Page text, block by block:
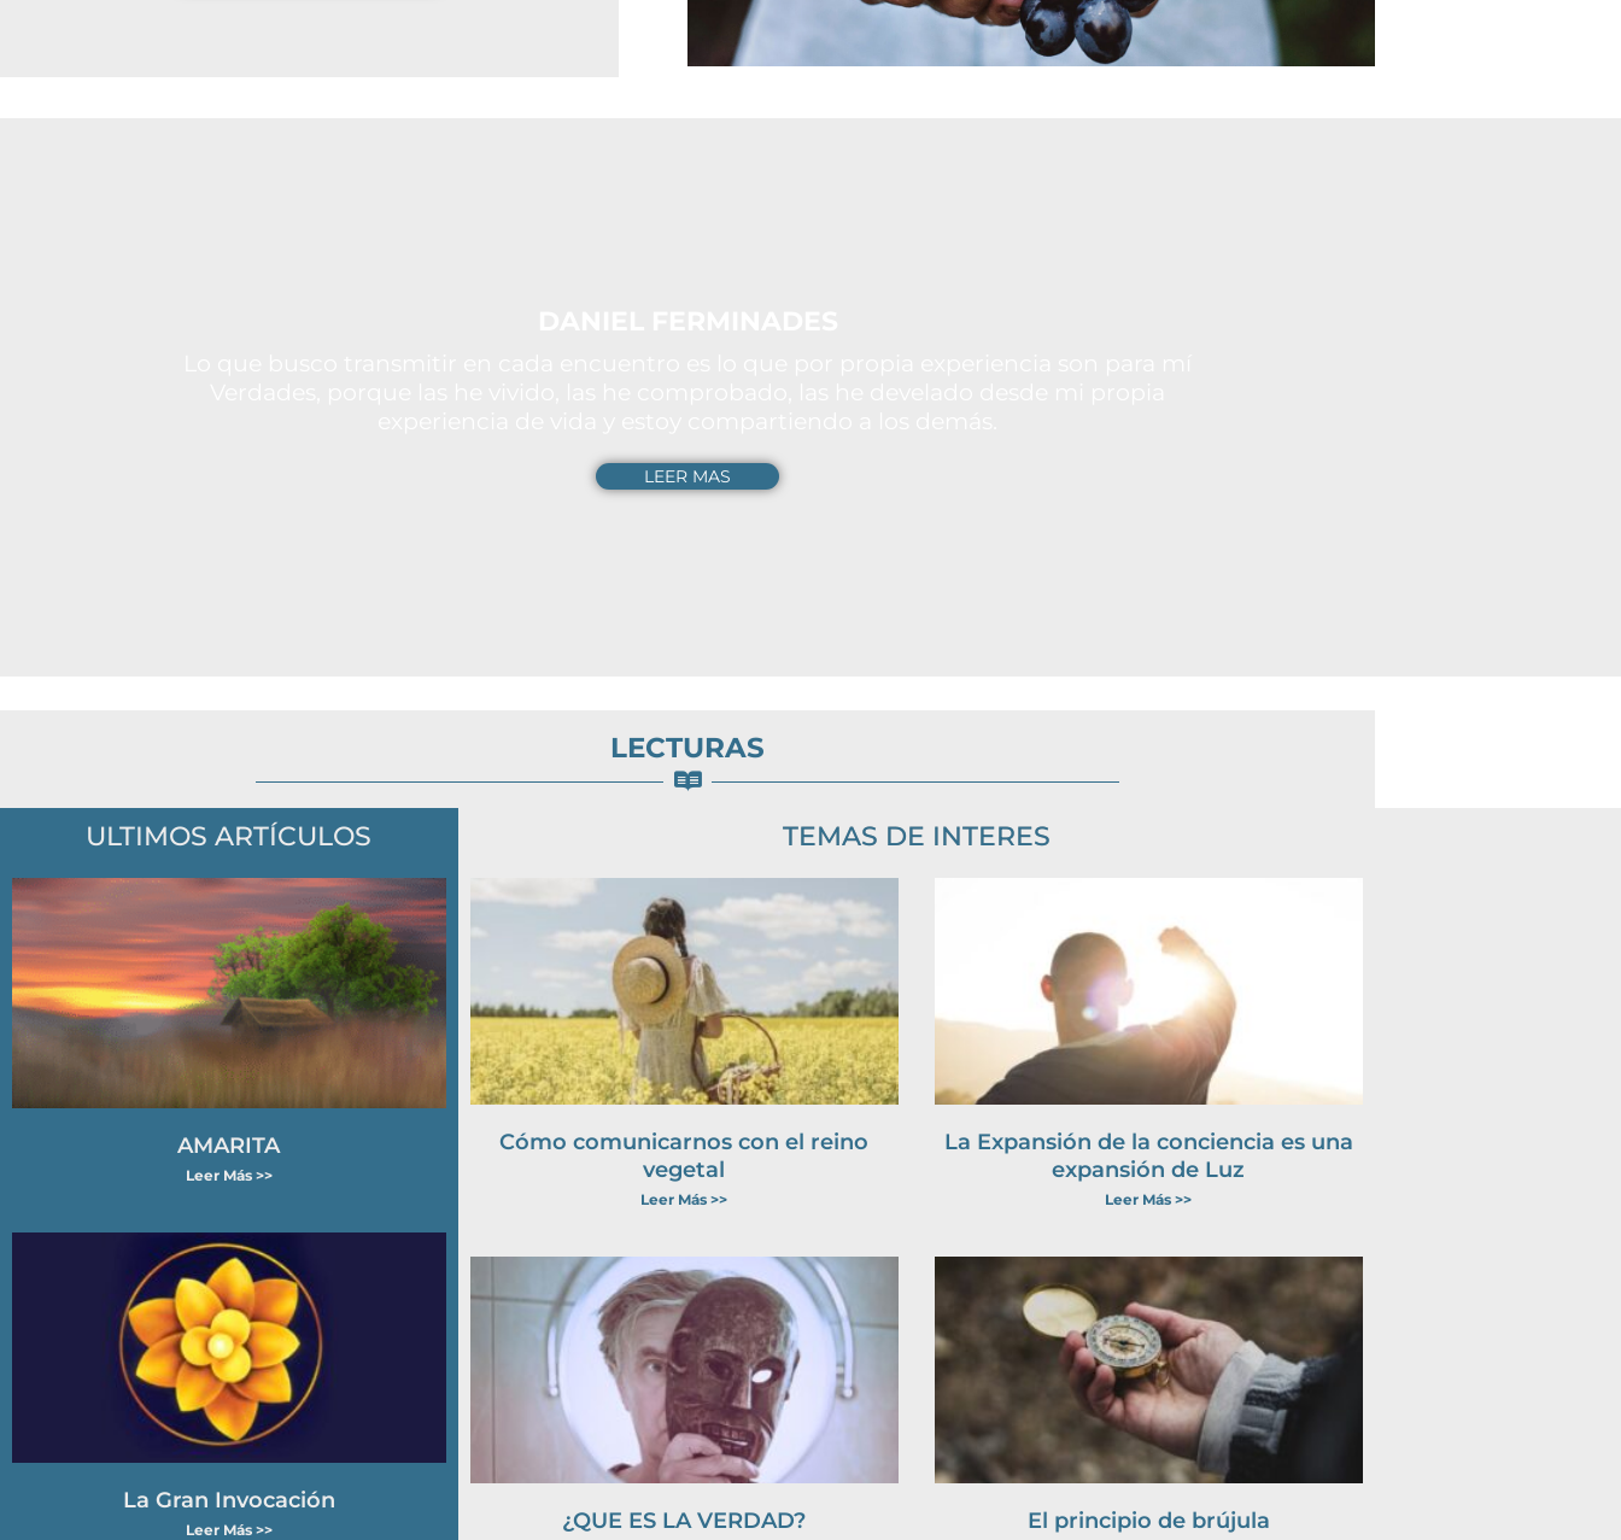
LEER MAS
LECTURAS
ULTIMOS ARTÍCULOS
AMARITA
Leer Más >>
La Gran Invocación
Leer Más >>
TEMAS DE INTERES
Cómo comunicarnos con el reino
vegetal
Leer Más >>
La Expansión de la conciencia es una
expansión de Luz
Leer Más >>
¿QUE ES LA VERDAD? El principio de brújula